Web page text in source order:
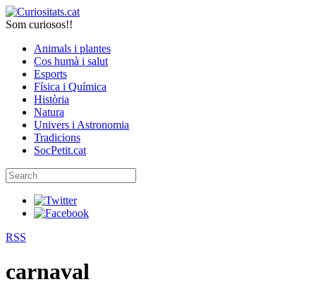
Som curiosos!!
Animals i plantes
Cos humà i salut
Esports
Física i Química
Història
Natura
Univers i Astronomia
Tradicions
SocPetit.cat
RSS
carnaval